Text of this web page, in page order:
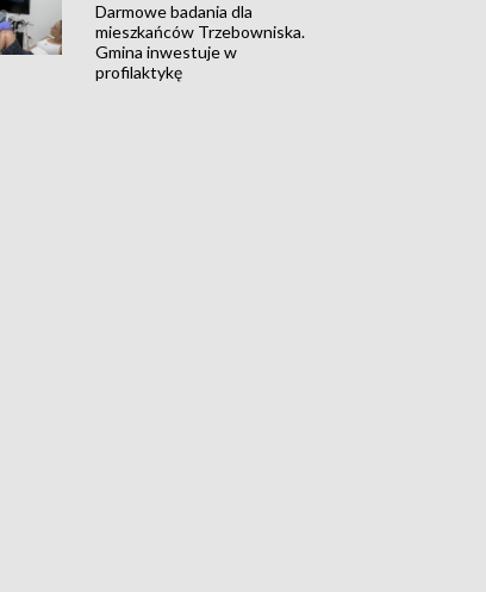
Darmowe badania dla
mieszkańców Trzebowniska.
Gmina inwestuje w
profilaktykę